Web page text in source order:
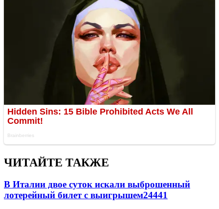
ЧИТАЙТЕ ТАКЖЕ
В Италии двое суток искали выброшенный
лотерейный билет с выигрышем24441